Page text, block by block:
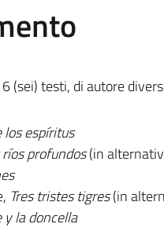
(sei) testi, di autore
los espíritus
ríos profundos(in
Tres tristes tigres(in
la doncella